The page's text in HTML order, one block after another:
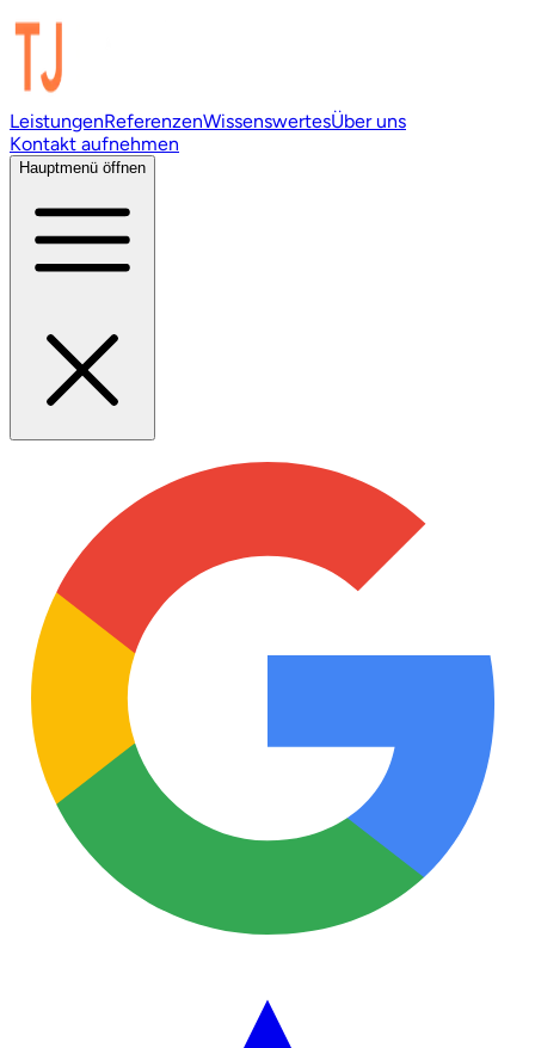
LeistungenReferenzenWissenswertesÜber uns
Kontakt aufnehmen
Hauptmenü öffnen